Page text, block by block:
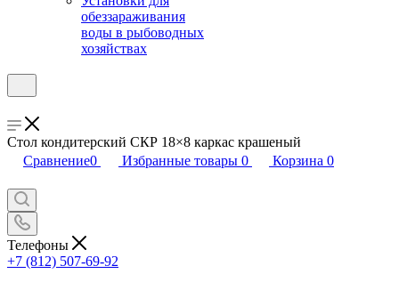
обеззараживания
воды в рыбоводных
хозяйствах
Стол кондитерский СКР 18×8 каркас крашеный
Сравнение0 Избранные товары 0 Корзина 0
Телефоны
+7 (812) 507-69-92